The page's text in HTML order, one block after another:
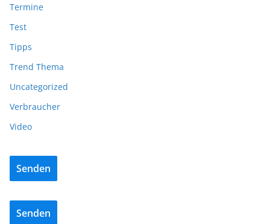
Termine
Test
Tipps
Trend Thema
Uncategorized
Verbraucher
Video
Senden
Senden